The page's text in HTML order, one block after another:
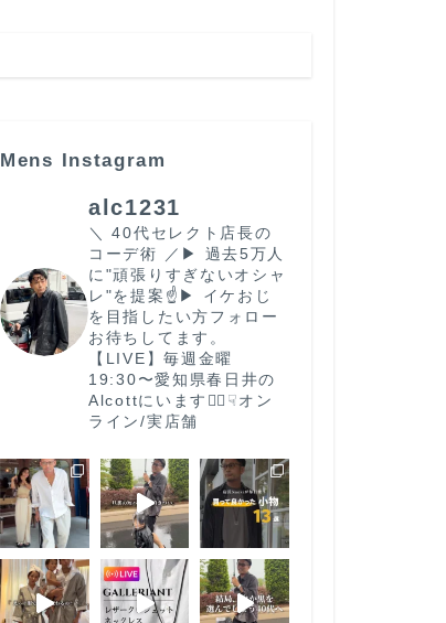
Mens Instagram
alc1231
＼ 40代セレクト店長の
コーデ術 ／ ▶︎ 過去5万人
に"頑張りすぎないオシャ
レ"を提案☝️ ▶︎ イケおじ
を目指したい方フォロー
お待ちしてます。
【LIVE】毎週金曜
19:30〜愛知県春日井の
Alcottにいます🙋‍♂️ ☟オン
ライン/実店舗